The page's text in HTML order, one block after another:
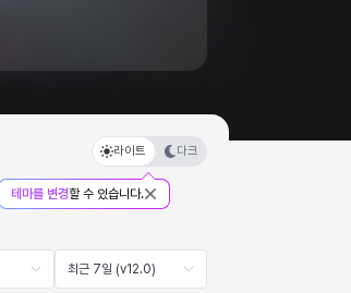
라이트 다크
테마를 변경할 수 있습니다.
최근 7일 (v12.0)